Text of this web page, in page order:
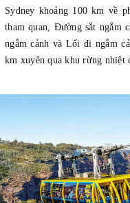
Sydney khoảng 100 km về
tham quan, Đường sắt ngắm
ngắm cảnh và Lối đi ngắm
km xuyên qua khu rừng nhiệt